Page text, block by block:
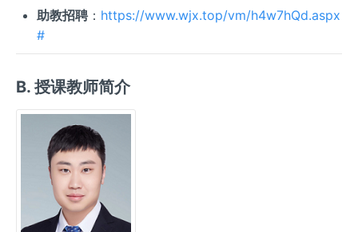
助教招聘： https://www.wjx.top/vm/h4w7hQd.aspx
#
B. 授课教师简介